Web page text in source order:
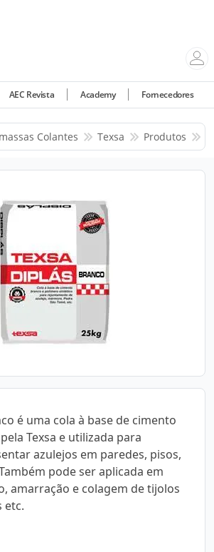
AEC Revista Academy Fornecedores
Colantes Texsa Produtos
é uma cola à base de cimento
Texsa e utilizada para
azulejos em paredes, pisos,
pode ser aplicada em
amarração e colagem de tijolos
etc.